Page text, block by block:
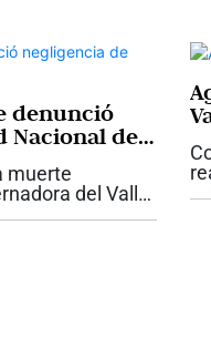
denunció
Nacional de
muerte
del Valle,
del